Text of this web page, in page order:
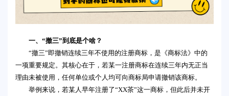
一、“撤三”到底是个啥？
“撤三”即撤销连续三年不使用的注册商标，是《商标法》中的
一项重要规定。其核心在于，若某一注册商标在连续三年内无正当
理由未被使用，任何单位或个人均可向商标局申请撤销该商标。
举例来说，若某人早年注册了“XX茶”这一商标，但此后并未开